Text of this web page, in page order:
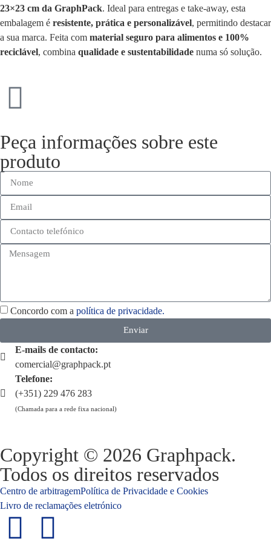
23×23 cm da GraphPack. Ideal para entregas e take-away, esta
embalagem é resistente, prática e personalizável, permitindo destacar
a sua marca. Feita com material seguro para alimentos e 100%
reciclável, combina qualidade e sustentabilidade numa só solução.
Peça informações sobre este
produto
Concordo com a política de privacidade.
Enviar
E-mails de contacto:
comercial@graphpack.pt
Telefone:
(+351) 229 476 283
(Chamada para a rede fixa nacional)
Copyright © 2026 Graphpack.
Todos os direitos reservados
Centro de arbitragemPolítica de Privacidade e Cookies
Livro de reclamações eletrónico